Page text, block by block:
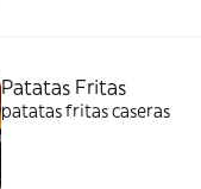
Patatas Fritas
patatas fritas caseras